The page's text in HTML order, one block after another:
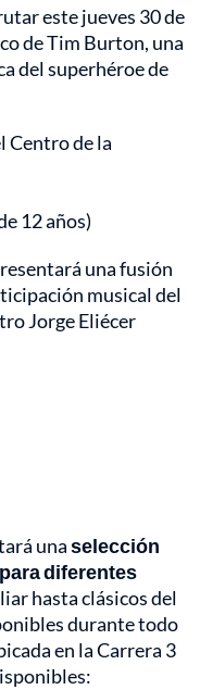
este jueves 30 de
de Tim Burton, una
del superhéroe de
Centro de la
12 años)
una fusión
musical del
Jorge Eliécer
unaselección
diferentes
hasta clásicos del
durante todo
en la Carrera 3